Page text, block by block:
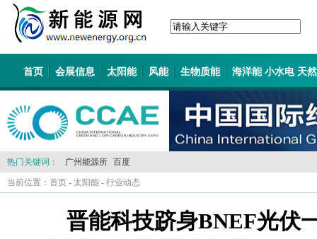
首页 会展信息 太阳能 风能 生物质能 海洋能 小水电 天
热门关键词： 广州能源所 百度
当前位置： 首页 - 太阳能 - 行业动态
晋能科技跻身BNEF光伏